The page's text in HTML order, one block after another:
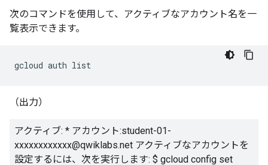
次のコマンドを使用して、アクティブなアカウント名を一
覧表示できます。
（出力）
アクティブ: * アカウント:student-01-
xxxxxxxxxxxx@qwiklabs.net アクティブなアカウントを
設定するには、次を実行します: $ gcloud config set